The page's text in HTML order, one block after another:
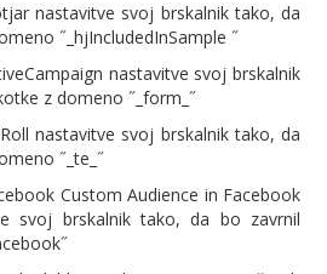
nastavitve svoj brskalnik tako, da
˝_hjIncludedInSample ˝
nastavitve svoj brskalnik
z domeno ˝_form_˝
nastavitve svoj brskalnik tako, da
˝_te_˝
Custom Audience in Facebook
svoj brskalnik tako, da bo zavrnil